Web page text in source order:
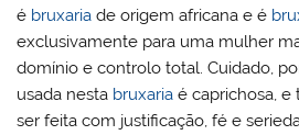
é bruxaria de origem africana e é
exclusivamente para uma mulher
domínio e controlo total. Cuidado,
usada nesta bruxaria é caprichosa, e
ser feita com justificação, fé e